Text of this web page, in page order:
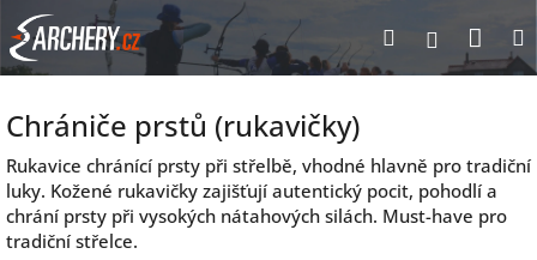
Přejít
na
obsah
Hledat
Chrániče prstů (rukavičky)
Rukavice chránící prsty při střelbě, vhodné hlavně pro tradiční
luky. Kožené rukavičky zajišťují autentický pocit, pohodlí a
chrání prsty při vysokých nátahových silách. Must-have pro
tradiční střelce.